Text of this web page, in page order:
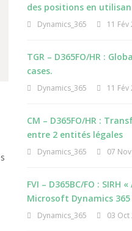
des positions en
Dynamics_365 11 Fév
TGR – D365FO/HR :
cases.
Dynamics_365 11 Fév
CM – D365FO/HR :
entre 2 entités légales
Dynamics_365 07
FVI – D365BC/FO : SIRH
Microsoft Dynamics 365
Dynamics_365 03 Oct